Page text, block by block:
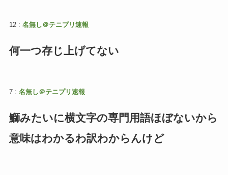
12 : 名無し＠テニプリ速報
何一つ存じ上げてない
7 : 名無し＠テニプリ速報
鰤みたいに横文字の専門用語ほぼないから
意味はわかるわ訳わからんけど